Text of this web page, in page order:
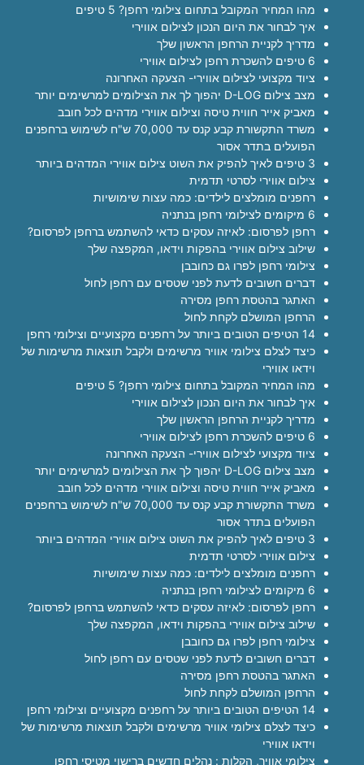
מהו המחיר המקובל בתחום צילומי רחפן? 5 טיפים
איך לבחור את היום הנכון לצילום אווירי
מדריך לקניית הרחפן הראשון שלך
6 טיפים להשכרת רחפן לצילום אווירי
ציוד מקצועי לצילום אווירי- הצעקה האחרונה
מצב צילום D-LOG יהפוך לך את הצילומים למרשימים יותר
מאביק אייר חווית טיסה וצילום אווירי מדהים לכל חובב
משרד התקשורת קבע קנס עד 70,000 ש"ח לשימוש ברחפנים
הפועלים בתדר אסור
3 טיפים לאיך להפיק את השוט צילום אווירי המדהים ביותר
צילום אווירי לסרטי תדמית
רחפנים מומלצים לילדים: כמה עצות שימושיות
6 מיקומים לצילומי רחפן בנתניה
רחפן לפרסום: לאיזה עסקים כדאי להשתמש ברחפן לפרסום?
שילוב צילום אווירי בהפקות וידאו, המקפצה שלך
צילומי רחפן לפרו גם כחובבן
דברים חשובים לדעת לפני שטסים עם רחפן לחול
האתגר בהטסת רחפן מסירה
הרחפן המושלם לקחת לחול
14 הטיפים הטובים ביותר על רחפנים מקצועיים וצילומי רחפן
כיצד לצלם צילומי אוויר מרשימים ולקבל תוצאות מרשימות של
וידאו אווירי
מהו המחיר המקובל בתחום צילומי רחפן? 5 טיפים
איך לבחור את היום הנכון לצילום אווירי
מדריך לקניית הרחפן הראשון שלך
6 טיפים להשכרת רחפן לצילום אווירי
ציוד מקצועי לצילום אווירי- הצעקה האחרונה
מצב צילום D-LOG יהפוך לך את הצילומים למרשימים יותר
מאביק אייר חווית טיסה וצילום אווירי מדהים לכל חובב
משרד התקשורת קבע קנס עד 70,000 ש"ח לשימוש ברחפנים
הפועלים בתדר אסור
3 טיפים לאיך להפיק את השוט צילום אווירי המדהים ביותר
צילום אווירי לסרטי תדמית
רחפנים מומלצים לילדים: כמה עצות שימושיות
6 מיקומים לצילומי רחפן בנתניה
רחפן לפרסום: לאיזה עסקים כדאי להשתמש ברחפן לפרסום?
שילוב צילום אווירי בהפקות וידאו, המקפצה שלך
צילומי רחפן לפרו גם כחובבן
דברים חשובים לדעת לפני שטסים עם רחפן לחול
האתגר בהטסת רחפן מסירה
הרחפן המושלם לקחת לחול
14 הטיפים הטובים ביותר על רחפנים מקצועיים וצילומי רחפן
כיצד לצלם צילומי אוויר מרשימים ולקבל תוצאות מרשימות של
וידאו אווירי
צילומי אוויר, הקלות : נהלים חדשים ברישוי מטיסי רחפן